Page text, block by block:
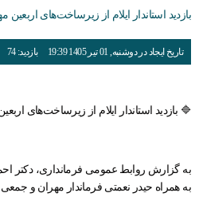
بازدید استاندار ایلام از زیرساخت‌های اربعین
تاریخ ایجاد در دوشنبه, 01 تیر 1405 19:39 بازدید: 74
🔷 بازدید استاندار ایلام از زیرساخت‌های
به گزارش روابط عمومی فرمانداری، دکتر
به همراه حیدر نعمتی فرماندار مهران و جمعی